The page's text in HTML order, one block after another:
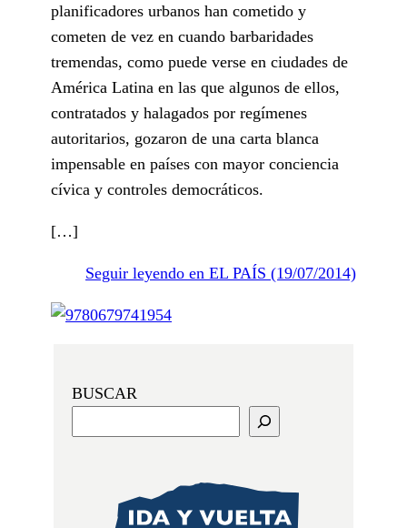
planificadores urbanos han cometido y
cometen de vez en cuando barbaridades
tremendas, como puede verse en ciudades de
América Latina en las que algunos de ellos,
contratados y halagados por regímenes
autoritarios, gozaron de una carta blanca
impensable en países con mayor conciencia
cívica y controles democráticos.
[…]
Seguir leyendo en EL PAÍS (19/07/2014)
BUSCAR